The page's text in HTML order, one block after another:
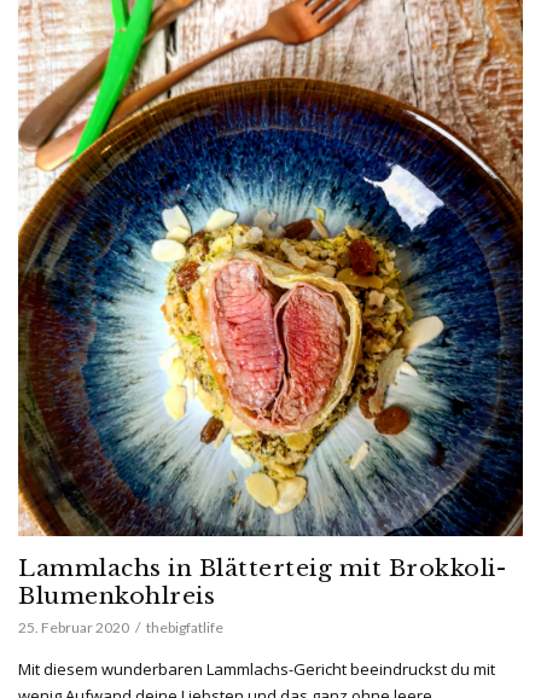
Lammlachs in Blätterteig mit Brokkoli-
Blumenkohlreis
25. Februar 2020 thebigfatlife
Mit diesem wunderbaren Lammlachs-Gericht beeindruckst du mit